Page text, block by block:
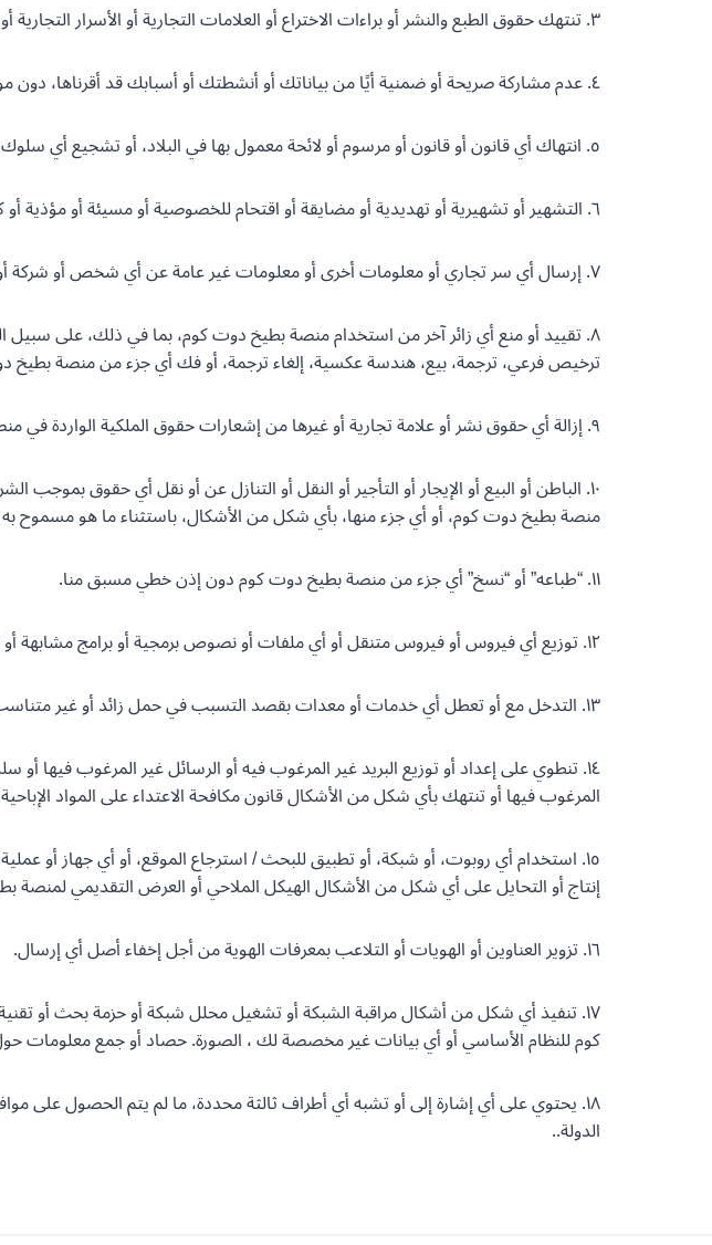
٣. تنتهك حقوق الطبع والنشر أو براءات الاختراع أو العلامات التجارية أو الأسرار التجارية أو غيرها من حقوق الملكية أو حقوق الدعاية أو الخصوصية الخاصة بنا أو بشركات أخري.
٤. عدم مشاركة صريحة أو ضمنية أيًا من بياناتك أو أنشطتك أو أسبابك قد أقرناها، دون موافقتنا الخطية المسبقة في كل حالة.
٥. انتهاك أي قانون أو قانون أو مرسوم أو لائحة معمول بها في البلاد، أو تشجيع أي سلوك يمكن أن يشكل جريمة جنائية أو ينشأ عنه مسؤولية مدنية.
٦. التشهير أو تشهيرية أو تهديدية أو مضايقة أو اقتحام للخصوصية أو مسيئة أو مؤذية أو كراهية أو تمييزية أو إباحية أو فاحشة.
٧. إرسال أي سر تجاري أو معلومات أخرى أو معلومات غير عامة عن أي شخص أو شركة أو كيان دون الحصول على إذن بذلك.
٨. تقييد أو منع أي زائر آخر من استخدام منصة بطيخ دوت كوم، بما في ذلك، على
ترخيص فرعي، ترجمة، بيع، هندسة عكسية، إلغاء ترجمة، أو فك أي جزء من منصة بطيخ
٩. إزالة أي حقوق نشر أو علامة تجارية أو غيرها من إشعارات حقوق الملكية الواردة في منصة بطيخ دوت كوم.
١٠. الباطن أو البيع أو الإيجار أو التأجير أو النقل أو التنازل عن أو نقل أي حقوق
منصة بطيخ دوت كوم، أو أي جزء منها، بأي شكل من الأشكال، باستثناء ما هو مسموح
١١. “طباعه” أو “نسخ” أي جزء من منصة بطيخ دوت كوم دون إذن خطي مسبق منا.
١٢. توزيع أي فيروس أو فيروس متنقل أو أي ملفات أو نصوص برمجية أو برامج مشابهة أو ضارة.
١٣. التدخل مع أو تعطل أي خدمات أو معدات بقصد التسبب في حمل زائد أو غير متناسب على البنية التحتية لشركة بطيخ دوت كوم أو الجهات المرخصة لها أو مورديها.
١٤. تنطوي على إعداد أو توزيع البريد غير المرغوب فيه أو الرسائل غير المرغوب فيها
المرغوب فيها أو تنتهك بأي شكل من الأشكال قانون مكافحة الاعتداء على المواد الإباحية والتسويق غير المسموح بها
١٥. استخدام أي روبوت، أو شبكة، أو تطبيق للبحث / استرجاع الموقع، أو أي جهاز أو
إنتاج أو التحايل على أي شكل من الأشكال الهيكل الملاحي أو العرض التقديمي لمنصة
١٦. تزوير العناوين أو الهويات أو التلاعب بمعرفات الهوية من أجل إخفاء أصل أي إرسال.
١٧. تنفيذ أي شكل من أشكال مراقبة الشبكة أو تشغيل محلل شبكة أو حزمة بحث أو
كوم للنظام الأساسي أو أي بيانات غير مخصصة لك ، الصورة. حصاد أو جمع معلومات
١٨. يحتوي على أي إشارة إلى أو تشبه أي أطراف ثالثة محددة، ما لم يتم الحصول على
الدولة..